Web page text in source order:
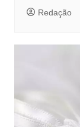
Redação